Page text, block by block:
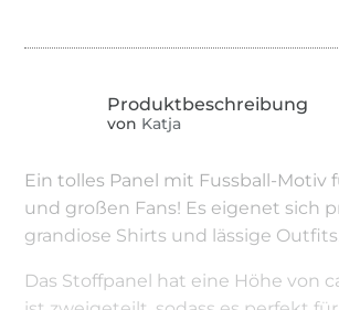
von Katja
Ein tolles Panel mit Fussball-Motiv
und großen Fans! Es eigenet sich
grandiose Shirts und lässige Outfits.
Das Stoffpanel hat eine Höhe von